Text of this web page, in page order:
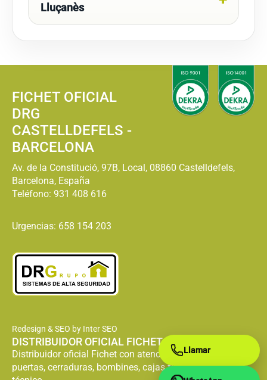
Lluçanès
FICHET OFICIAL
DRG
CASTELLDEFELS -
BARCELONA
Av. de la Constitució, 97B, Local, 08860 Castelldefels,
Barcelona, España
Teléfono: 931 408 616
Urgencias: 658 154 203
Redesign & SEO by Inter SEO
DISTRIBUIDOR OFICIAL FICHET
Distribuidor oficial Fichet con atención especializada en
puertas, cerraduras, bombines, cajas fuertes y servicio
Llamar